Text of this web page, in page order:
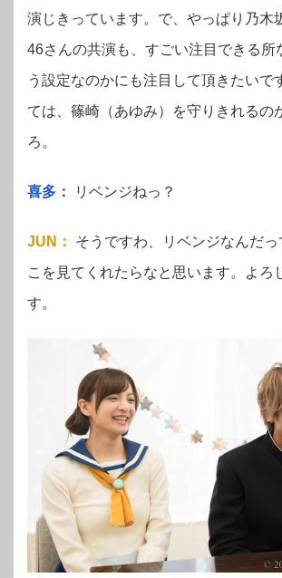
演じきっています。で、やっぱり乃木
46さんの共演も、すごい注目できる所
う設定なのかにも注目して頂きたいで
ては、篠崎（あゆみ）を守りきれるの
ろ。
喜多： リベンジねっ？
JUN ：
そうですわ、リベンジなんだ
こを見てくれたらなと思います。よろ
す。